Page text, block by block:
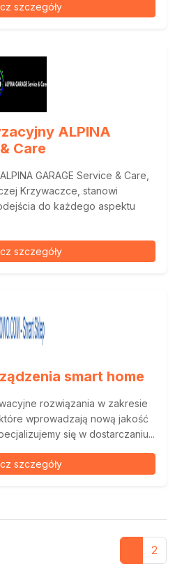
szczegóły
ALPINA
Care
GARAGE Service & Care,
Krzywaczce, stanowi
do każdego aspektu
szczegóły
smart home
rozwiązania w zakresie
wprowadzają nową jakość
się w dostarczaniu...
szczegóły
2